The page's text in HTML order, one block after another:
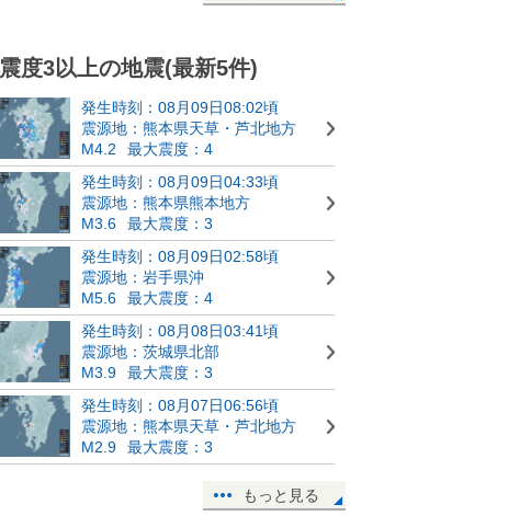
震度3以上の地震(最新5件)
発生時刻：08月09日08:02頃
震源地：熊本県天草・芦北地方
M4.2
最大震度：4
発生時刻：08月09日04:33頃
震源地：熊本県熊本地方
M3.6
最大震度：3
発生時刻：08月09日02:58頃
震源地：岩手県沖
M5.6
最大震度：4
発生時刻：08月08日03:41頃
震源地：茨城県北部
M3.9
最大震度：3
発生時刻：08月07日06:56頃
震源地：熊本県天草・芦北地方
M2.9
最大震度：3
もっと見る